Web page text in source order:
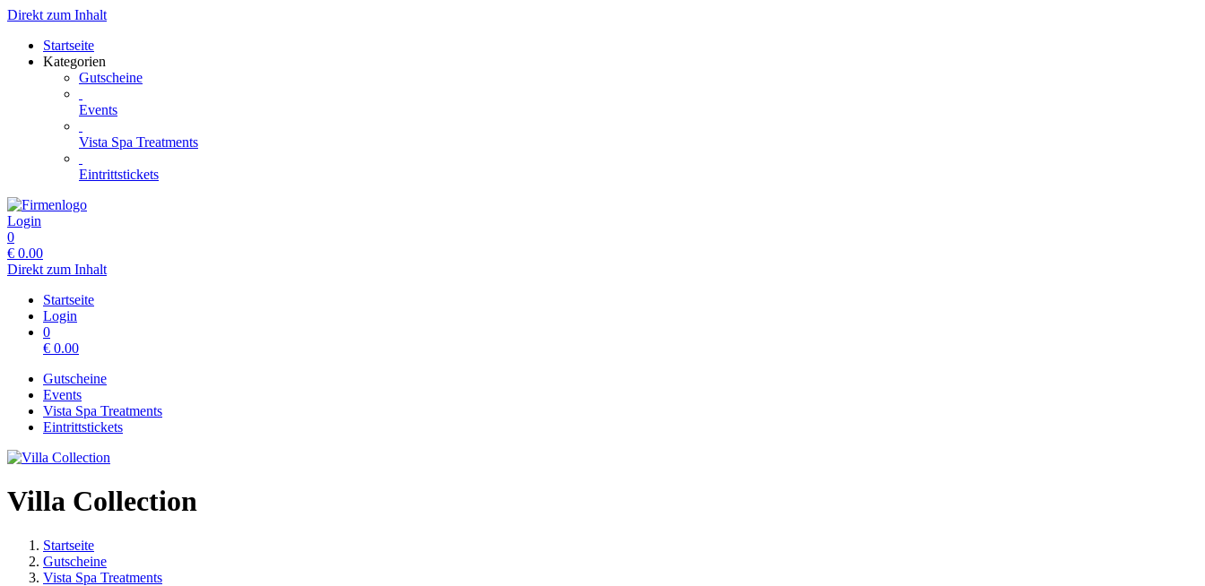
Direkt zum Inhalt
Startseite
Kategorien
Gutscheine
Events
Vista Spa Treatments
Eintrittstickets
Login
0
€ 0.00
Direkt zum Inhalt
Startseite
Login
0
€ 0.00
Gutscheine
Events
Vista Spa Treatments
Eintrittstickets
Villa Collection
Startseite
Gutscheine
Vista Spa Treatments